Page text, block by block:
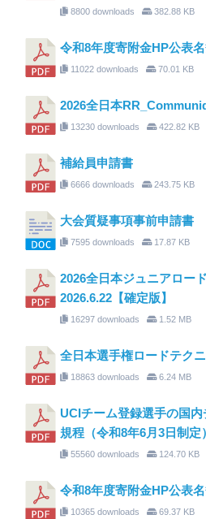
8800 downloads 382.88 KB
令和8年度寄附金HP公表
11022 downloads 70.01 KB
2026全日本
13230 downloads 422.82 KB
補給員申請書
6666 downloads 243.75 KB
大会質疑事項事前申請書
7595 downloads 17.87 KB
2026全日本ジュニアロー
2026.6.22【確定版】
16297 downloads 1.52 MB
全日本選手権ロードテク
18863 downloads 6.24 MB
UCIチーム登録選手の国
規程（令和8年6月3日制定）
55560 downloads 124.70 KB
令和8年度寄附金HP公表
10365 downloads 69.37 KB